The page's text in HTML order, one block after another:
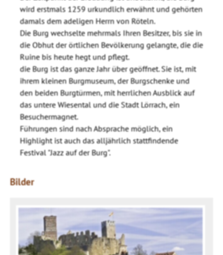
wird erstmals 1259 urkundlich erwähnt und gehörten
damals dem adeligen Herrn von Röteln.
Die Burg wechselte mehrmals Ihren Besitzer, bis sie in
die Obhut der örtlichen Bevölkerung gelangte, die die
Ruine bis heute hegt und pflegt.
die Burg ist das ganze Jahr über geöffnet. Sie ist, mit
ihrem kleinen Burgmuseum, der Burgschenke und
den beiden Burgtürmen, mit herrlichen Ausblick auf
das untere Wiesental und die Stadt Lörrach, ein
Besuchermagnet.
Führungen sind nach Absprache möglich, ein
Highlight ist auch das alljährlich stattfindende
Festival "Jazz auf der Burg".
Bilder